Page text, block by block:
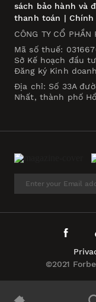
sách bảo hành và
thanh toán | Chính
CÔNG TY CỔ PHẦN
Mã số thuế:
Sở Kế hoạch đầu
Đăng ký Kinh doanh
Địa chỉ: Số 33A
Nhất, thành phố
©2021